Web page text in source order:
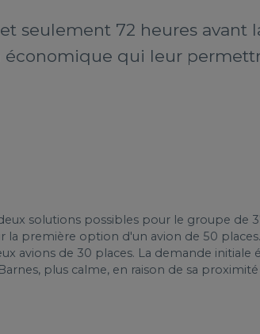
seulement 72 heures
qui leur
solutions possibles pour le groupe de
la première option d'un avion de 50
avions de 30 places. La demande
plus calme, en raison de sa